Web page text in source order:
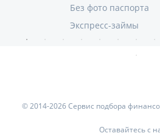
Без фото паспорта
Экспресс-займы
© 2014-2026 Сервис подбора
Оставайтесь с